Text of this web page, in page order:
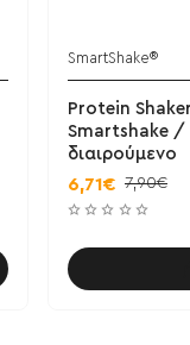
SmartShake®
Protein
Smartshake /
διαιρούμενο
6,71€ 7,90€